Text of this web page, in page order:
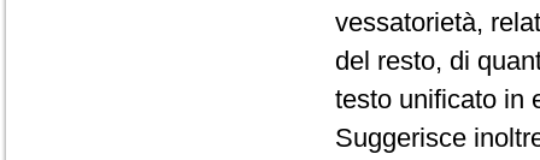
vessatorietà,
del resto, di
testo unificato in
Suggerisce